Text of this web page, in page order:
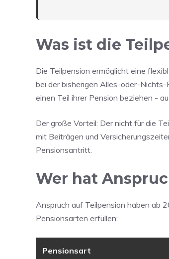
Was ist die
Die Teilpension ermöglicht eine
bei der bisherigen Alles-oder-
einen Teil ihrer Pension beziehen -
Der große Vorteil: Der nicht für die
mit Beiträgen und
Pensionsantritt.
Wer hat
Anspruch auf Teilpension haben ab
Pensionsarten erfüllen:
Pensionsart